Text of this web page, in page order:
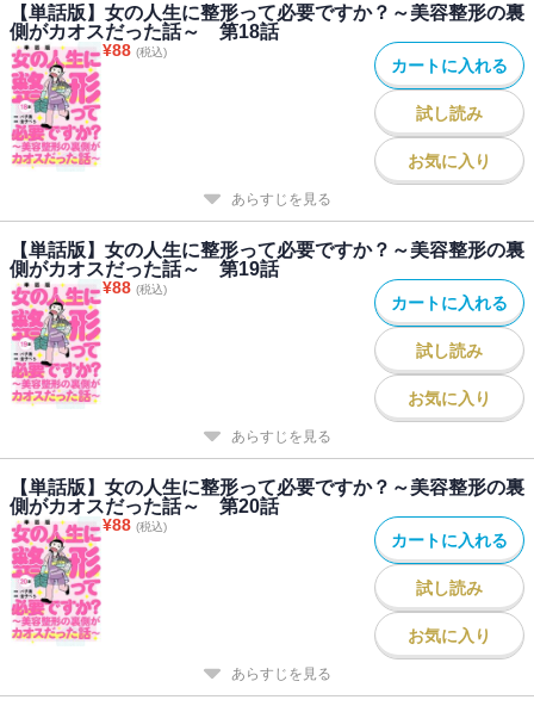
【単話版】女の人生に整形って必要ですか？～美容整形の裏
側がカオスだった話～ 第18話
¥88 (税込)
カートに入れる
試し読み
お気に入り
あらすじを見る
【単話版】女の人生に整形って必要ですか？～美容整形の裏
側がカオスだった話～ 第19話
¥88 (税込)
カートに入れる
試し読み
お気に入り
あらすじを見る
【単話版】女の人生に整形って必要ですか？～美容整形の裏
側がカオスだった話～ 第20話
¥88 (税込)
カートに入れる
試し読み
お気に入り
あらすじを見る